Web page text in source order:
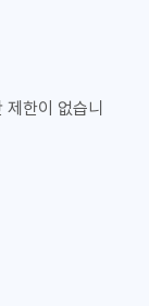
한이 없습니